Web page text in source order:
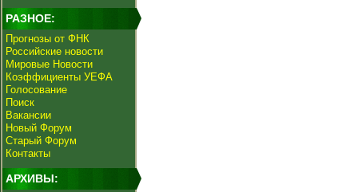
РАЗНОЕ:
Прогнозы от ФНК
Российские новости
Мировые Новости
Коэффициенты УЕФА
Голосование
Поиск
Вакансии
Новый Форум
Старый Форум
Контакты
АРХИВЫ: